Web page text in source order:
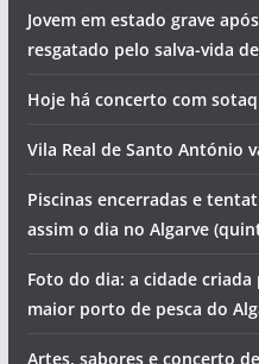
Jovem em estado grave
resgatado pelo salva-vida
Hoje há concerto com
Vila Real de Santo António
Piscinas encerradas e
assim o dia no Algarve
Foto do dia: a cidade
maior porto de pesca do
Artes, sabores e concerto